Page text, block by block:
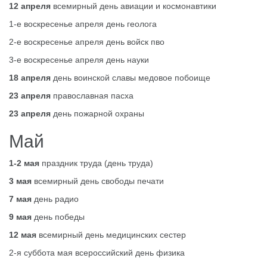
12 апреля всемирный день авиации и космонавтики
1-е воскресенье апреля день геолога
2-е воскресенье апреля день войск пво
3-е воскресенье апреля день науки
18 апреля день воинской славы медовое побоище
23 апреля православная пасха
23 апреля день пожарной охраны
Май
1-2 мая праздник труда (день труда)
3 мая всемирный день свободы печати
7 мая день радио
9 мая день победы
12 мая всемирный день медицинских сестер
2-я суббота мая всероссийский день физика